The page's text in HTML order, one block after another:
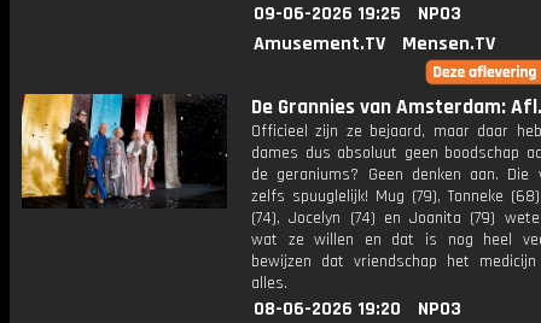
09-06-2026 19:25
NPO3
Amusement.TV
Mensen.TV
De Grannies van Amsterdam:
Officieel zijn ze bejaard, maar daar
dames dus absoluut geen boodschap
de geraniums? Geen denken aan. Die
zelfs spuuglelijk! Mug (79), Tonneke
(74), Jocelyn (74) en Joanita (79)
wat ze willen en dat is nog heel
bewijzen dat vriendschap het
alles.
08-06-2026 19:20
NPO3